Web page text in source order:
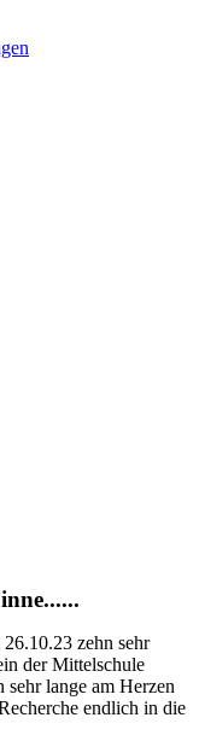
zehn sehr
der Mittelschule
sehr lange am Herzen
endlich in die